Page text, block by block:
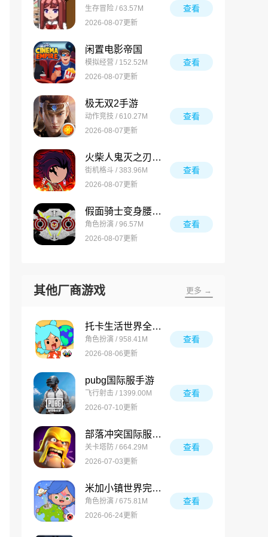
生存冒险 / 63.57M
2026-08-07更新
查看
闲置电影帝国
模拟经营 / 152.52M
2026-08-07更新
查看
极无双2手游
动作竞技 / 610.27M
2026-08-07更新
查看
火柴人鬼灭之刃游戏
街机格斗 / 383.96M
2026-08-07更新
查看
假面骑士变身腰带模拟器合集
角色扮演 / 96.57M
2026-08-07更新
查看
其他厂商游戏 更多 →
托卡生活世界全解锁版
角色扮演 / 958.41M
2026-08-06更新
查看
pubg国际服手游
飞行射击 / 1399.00M
2026-07-10更新
查看
部落冲突国际服最新版
关卡塔防 / 664.29M
2026-07-03更新
查看
米加小镇世界完整版
角色扮演 / 675.81M
2026-06-24更新
查看